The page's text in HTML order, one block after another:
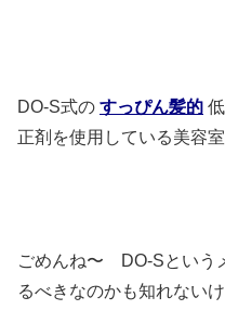
DO-S式の すっぴん髪的
正剤を使用している美容
ごめんね〜 DO-Sという
るべきなのかも知れない